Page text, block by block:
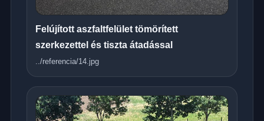
Felújított aszfaltfelület tömörített
szerkezettel és tiszta átadással
../referencia/14.jpg